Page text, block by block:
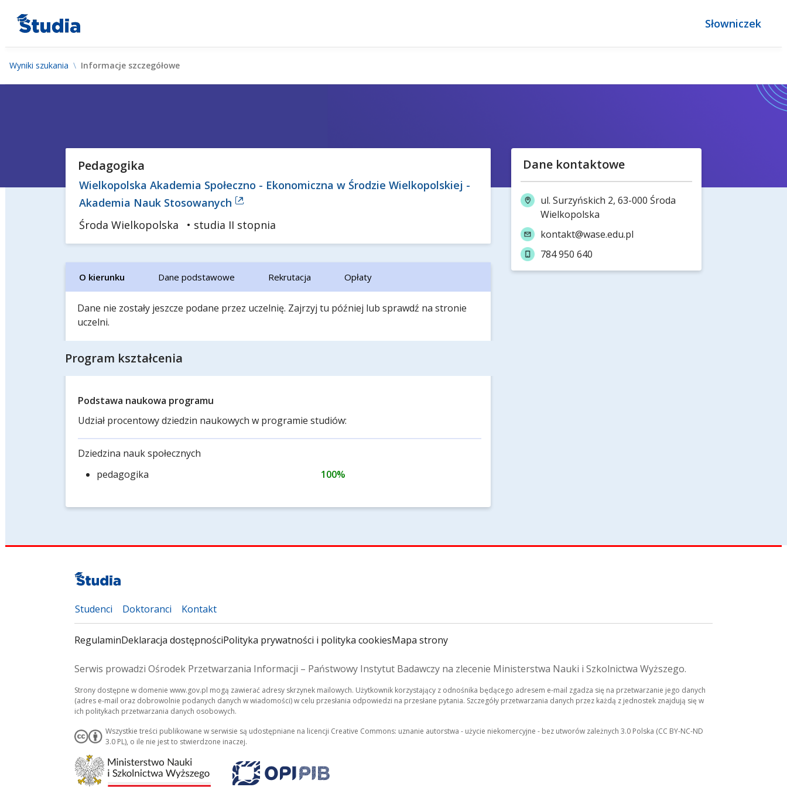
Słowniczek
Wyniki szukania Informacje szczegółowe
Pedagogika
Wielkopolska Akademia Społeczno - Ekonomiczna w Środzie Wielkopolskiej -
Akademia Nauk Stosowanych
Środa Wielkopolska
• studia II stopnia
O kierunku Dane podstawowe Rekrutacja Opłaty
Dane nie zostały jeszcze podane przez uczelnię. Zajrzyj tu później lub sprawdź na stronie
uczelni.
Program kształcenia
Podstawa naukowa programu
Udział procentowy dziedzin naukowych w programie studiów:
Dziedzina nauk społecznych
pedagogika
100%
Dane kontaktowe
ul. Surzyńskich 2, 63-000 Środa
Wielkopolska
kontakt@wase.edu.pl
784 950 640
Studenci Doktoranci Kontakt
RegulaminDeklaracja dostępnościPolityka prywatności i polityka cookiesMapa strony
Serwis prowadzi Ośrodek Przetwarzania Informacji – Państwowy Instytut Badawczy na zlecenie Ministerstwa Nauki i Szkolnictwa Wyższego.
Strony dostępne w domenie www.gov.pl mogą zawierać adresy skrzynek mailowych. Użytkownik korzystający z odnośnika będącego adresem e-mail zgadza się na przetwarzanie jego danych
(adres e-mail oraz dobrowolnie podanych danych w wiadomości) w celu przesłania odpowiedzi na przesłane pytania. Szczegóły przetwarzania danych przez każdą z jednostek znajdują się w
ich politykach przetwarzania danych osobowych.
Wszystkie treści publikowane w serwisie są udostępniane na licencji Creative Commons: uznanie autorstwa - użycie niekomercyjne - bez utworów zależnych 3.0 Polska (CC BY-NC-ND
3.0 PL), o ile nie jest to stwierdzone inaczej.